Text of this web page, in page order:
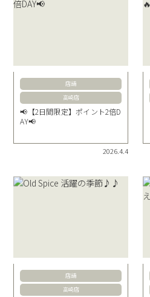
店舗
高崎店
📢【2日間限定】ポイント2倍D
AY📢
2026.4.4
店舗
高崎店